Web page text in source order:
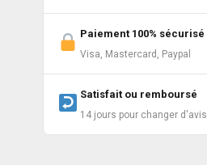
Paiement 100% sécurisé
Visa, Mastercard, Paypal
Satisfait ou remboursé
14 jours pour changer d'avis